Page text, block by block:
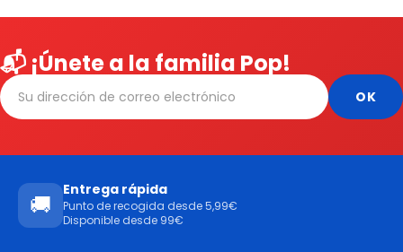
📬 ¡Únete a la familia Pop!
🚚
Entrega rápida
Punto de recogida desde 5,99€
Disponible desde 99€